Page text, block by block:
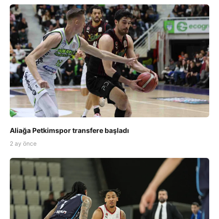
Aliağa Petkimspor transfere başladı
2 ay önce